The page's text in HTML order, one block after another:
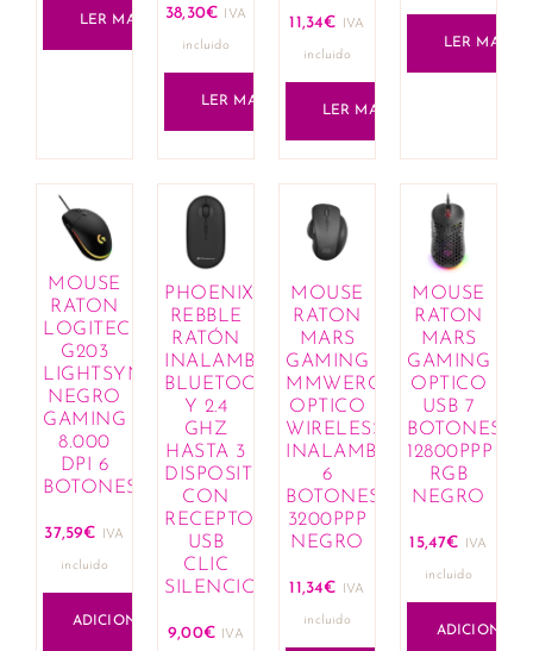
LER MAIS 38,30€ IVA
incluido
LER MAIS
11,34€ IVA
incluido
LER MAIS
LER MAIS
MOUSE
RATON
LOGITECH
G203
LIGHTSYNC
NEGRO
GAMING
8.000
DPI 6
BOTONES
37,59€ IVA
incluido
ADICIONAR
PHOENIX
REBBLE
RATÓN
INALAMBRICO
BLUETOOTH
Y 2.4
GHZ
HASTA 3
DISPOSITIVOS
CON
RECEPTOR
USB
CLIC
SILENCIOSO...
9,00€ IVA
MOUSE
RATON
MARS
GAMING
MMWERGO
OPTICO
WIRELESS
INALAMBRICO
6
BOTONES
3200PPP
NEGRO
11,34€ IVA
incluido
MOUSE
RATON
MARS
GAMING
OPTICO
USB 7
BOTONES
12800PPP
RGB
NEGRO
15,47€ IVA
incluido
ADICIONAR